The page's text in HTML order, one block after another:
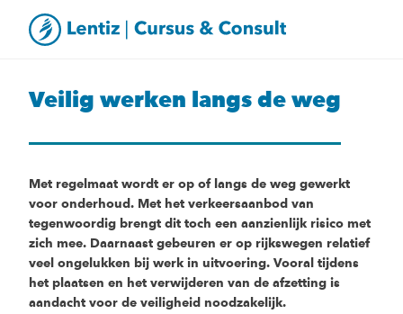
Veilig werken langs de weg
Met regelmaat wordt er op of langs de weg gewerkt
voor onderhoud. Met het verkeersaanbod van
tegenwoordig brengt dit toch een aanzienlijk risico met
zich mee. Daarnaast gebeuren er op rijkswegen relatief
veel ongelukken bij werk in uitvoering. Vooral tijdens
het plaatsen en het verwijderen van de afzetting is
aandacht voor de veiligheid noodzakelijk.